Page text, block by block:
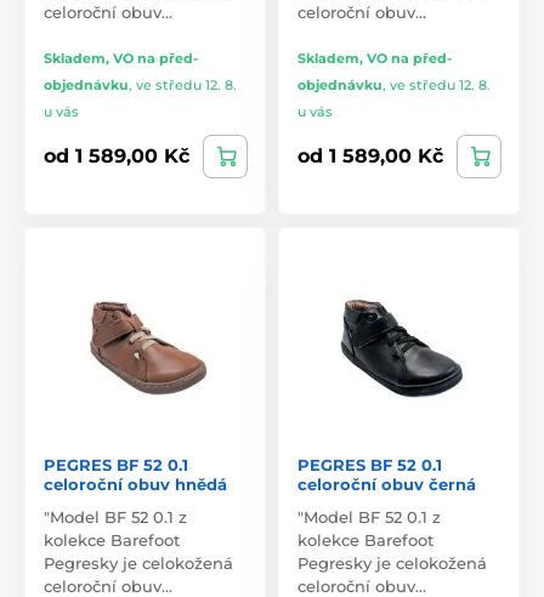
celoroční obuv…
Skladem, VO na před-
objednávku, ve středu 12. 8.
u vás
od 1 589,00 Kč
celoroční obuv…
Skladem, VO na před-
objednávku, ve středu 12. 8.
u vás
od 1 589,00 Kč
PEGRES BF 52 0.1
celoroční obuv hnědá
"Model BF 52 0.1 z
kolekce Barefoot
Pegresky je celokožená
celoroční obuv…
PEGRES BF 52 0.1
celoroční obuv černá
"Model BF 52 0.1 z
kolekce Barefoot
Pegresky je celokožená
celoroční obuv…